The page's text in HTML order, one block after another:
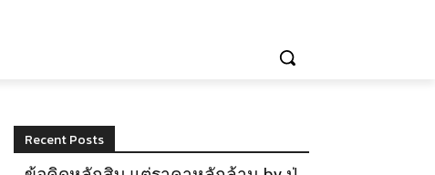
Recent Posts